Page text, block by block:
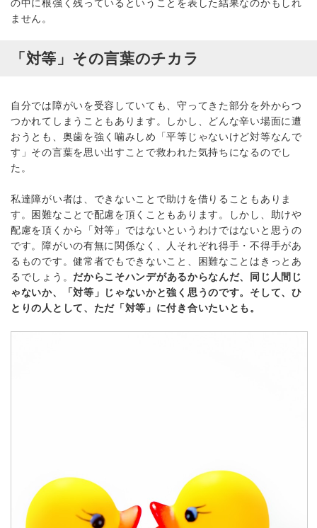
の中に根強く残っているということを表した結果なのかもしれ
ません。
「対等」その言葉のチカラ
自分では障がいを受容していても、守ってきた部分を外からつ
つかれてしまうこともあります。しかし、どんな辛い場面に遭
おうとも、奥歯を強く噛みしめ「平等じゃないけど対等なんで
す」その言葉を思い出すことで救われた気持ちになるのでし
た。
私達障がい者は、できないことで助けを借りることもありま
す。困難なことで配慮を頂くこともあります。しかし、助けや
配慮を頂くから「対等」ではないというわけではないと思うの
です。障がいの有無に関係なく、人それぞれ得手・不得手があ
るものです。健常者でもできないこと、困難なことはきっとあ
るでしょう。 だからこそハンデがあるからなんだ、同じ人間じ
ゃないか、「対等」じゃないかと強く思うのです。そして、ひ
とりの人として、ただ「対等」に付き合いたいとも。